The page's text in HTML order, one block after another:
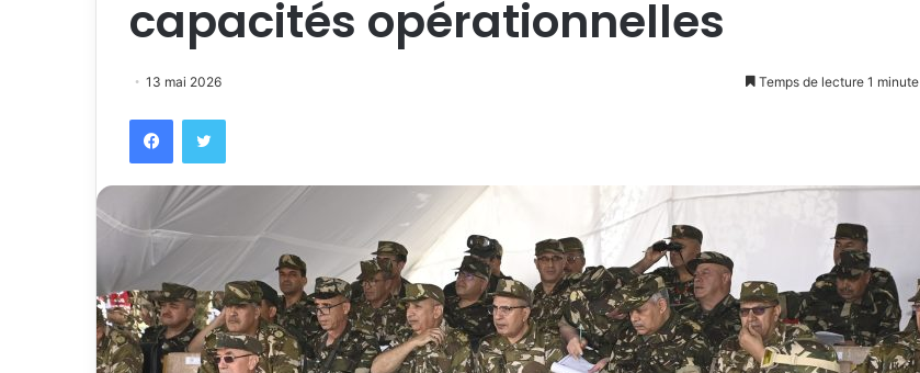
capacités opérationnelles
13 mai 2026 Temps de lecture 1 minute
FacebookTwitter